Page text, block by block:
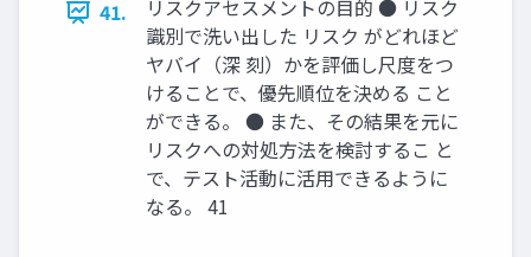
41.
リスクアセスメントの目的 ● リスク
識別で洗い出した リスク がどれほど
ヤバイ（深 刻）かを評価し尺度をつ
けることで、優先順位を決める こと
ができる。 ● また、その結果を元に
リスクへの対処方法を検討するこ と
で、テスト活動に活用できるように
なる。 41